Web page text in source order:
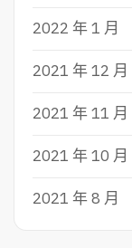
2022 年 1 月
2021 年 12 月
2021 年 11 月
2021 年 10 月
2021 年 8 月